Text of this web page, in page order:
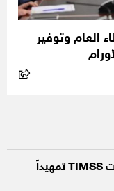
العام وتوفير
التربية تبدأ تنفيذ المشروع التجريبي لاختبارات TIMSS تمهيداً